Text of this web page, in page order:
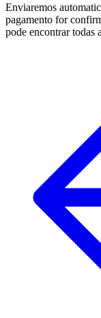
Enviaremos
pagamento for
pode encontrar todas